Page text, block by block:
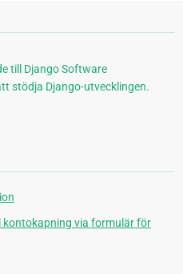
till Django Software
stödja Django-utvecklingen.
kontokapning via formulär för